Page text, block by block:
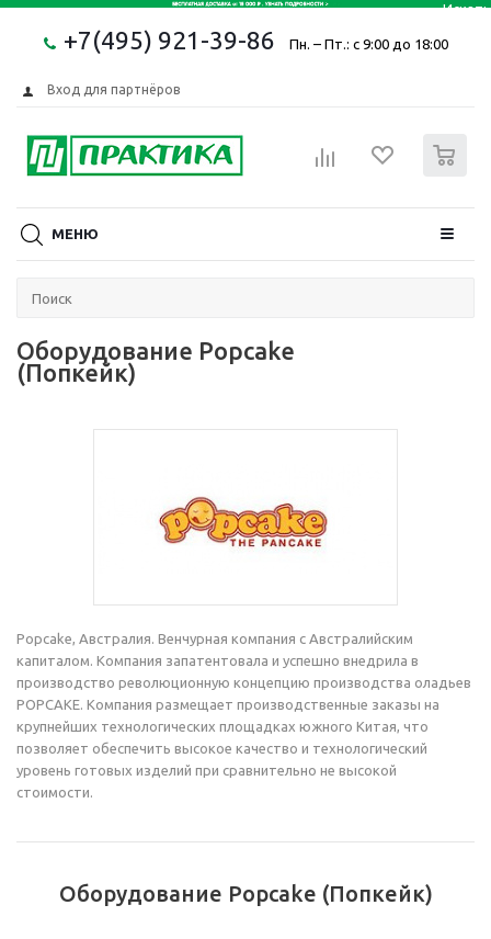
+7(495) 921-39-86 Пн. – Пт.: с 9:00 до 18:00
Вход для партнёров
МЕНЮ
Оборудование Popcake
(Попкейк)
Popcake, Австралия. Венчурная компания с Австралийским
капиталом. Компания запатентовала и успешно внедрила в
производство революционную концепцию производства оладьев
POPCAKE. Компания размещает производственные заказы на
крупнейших технологических площадках южного Китая, что
позволяет обеспечить высокое качество и технологический
уровень готовых изделий при сравнительно не высокой
стоимости.
Оборудование Popcake (Попкейк)